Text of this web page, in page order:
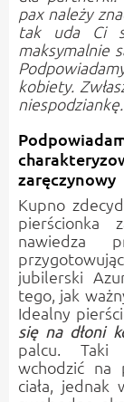
pax należy
tak uda Ci
maksymalnie
kobiety.
zaręczynowy
Kupno
pierścionka
nawiedza
jubilerski
tego, jak
Idealny
się na dłoni
palcu. Taki
wchodzić na
ciała,